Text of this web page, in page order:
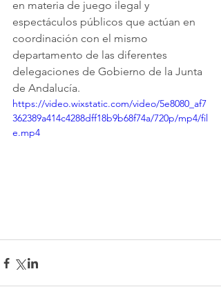
en materia de juego ilegal y
espectáculos públicos que actúan en
coordinación con el mismo
departamento de las diferentes
delegaciones de Gobierno de la Junta
de Andalucía.
https://video.wixstatic.com/video/5e8080_af7
362389a414c4288dff18b9b68f74a/720p/mp4/fil
e.mp4